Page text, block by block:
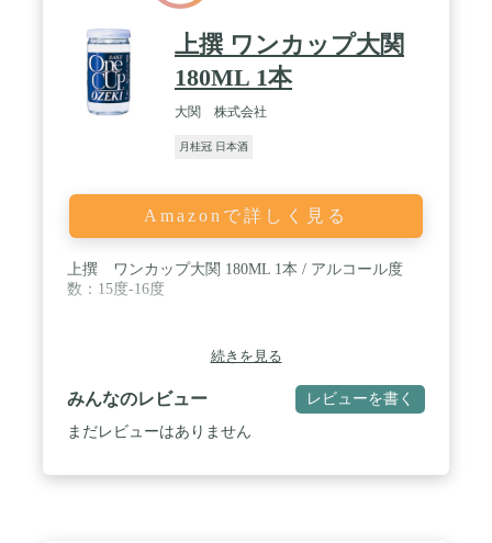
上撰 ワンカップ大関
180ML 1本
大関 株式会社
月桂冠 日本酒
Amazonで詳しく見る
上撰 ワンカップ大関 180ML 1本 / アルコール度
数：15度-16度
続きを見る
みんなのレビュー レビューを書く
まだレビューはありません